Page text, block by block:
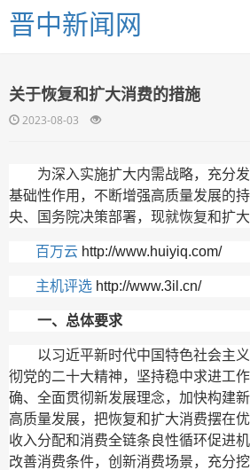
晋中新闻网
关于恢复和扩大消费的措施
2023-08-03
为深入实施扩大内需战略，充分
基础性作用，不断增强高质量发展的
央、国务院决策部署，现就恢复和扩
百万云 http://www.huiyiq.com/
主机评选 http://www.3il.cn/
一、总体要求
以习近平新时代中国特色社会主
彻党的二十大精神，坚持稳中求进工
确、全面贯彻新发展理念，加快构建
高质量发展，把恢复和扩大消费摆在
收入分配和消费全链条良性循环促进
改善消费条件，创新消费场景，充分